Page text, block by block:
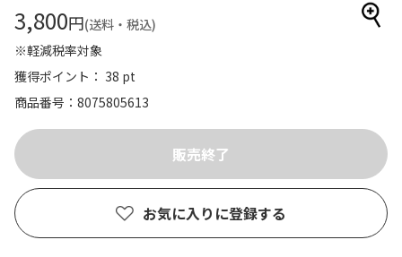
3,800円(送料・税込)
※軽減税率対象
獲得ポイント： 38 pt
商品番号
8075805613
お気に入りに登録する